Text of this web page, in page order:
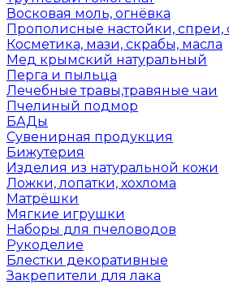
Восковая моль, огнёвка
Прополисные настойки, спреи,
Косметика, мази, скрабы, масла
Мед крымский натуральный
Перга и пыльца
Лечебные травы,травяные чаи
Пчелиный подмор
БАДы
Сувенирная продукция
Бижутерия
Изделия из натуральной кожи
Ложки, лопатки, хохлома
Матрёшки
Мягкие игрушки
Наборы для пчеловодов
Рукоделие
Блестки декоративные
Закрепители для лака